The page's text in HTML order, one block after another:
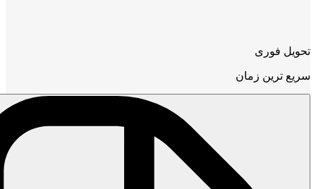
تحویل فوری
سریع ترین زمان